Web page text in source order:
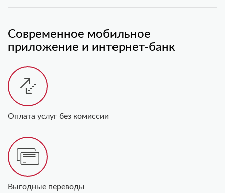
Современное мобильное
приложение и интернет-банк
Оплата услуг без комиссии
Выгодные переводы